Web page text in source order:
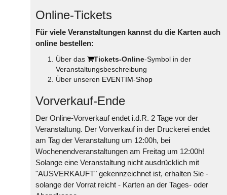
Online-Tickets
Für viele Veranstaltungen kannst du die Karten auch
online bestellen:
Über das Tickets-Online-Symbol in der
Veranstaltungsbeschreibung
Über unseren EVENTIM-Shop
Vorverkauf-Ende
Der Online-Vorverkauf endet i.d.R. 2 Tage vor der
Veranstaltung. Der Vorverkauf in der Druckerei endet
am Tag der Veranstaltung um 12:00h, bei
Wochenendveranstaltungen am Freitag um 12:00h!
Solange eine Veranstaltung nicht ausdrücklich mit
"AUSVERKAUFT" gekennzeichnet ist, erhalten Sie -
solange der Vorrat reicht - Karten an der Tages- oder